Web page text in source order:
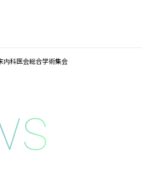
内科医会総合学術集会